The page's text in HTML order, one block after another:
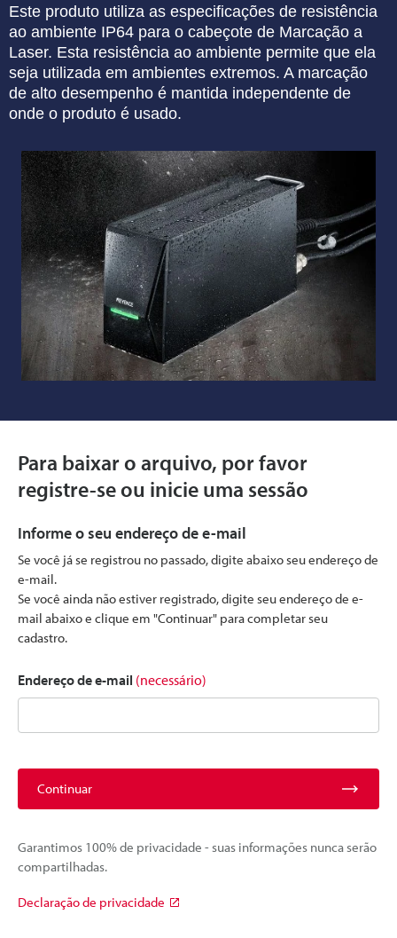
Este produto utiliza as especificações de resistência
ao ambiente IP64 para o cabeçote de Marcação a
Laser. Esta resistência ao ambiente permite que ela
seja utilizada em ambientes extremos. A marcação
de alto desempenho é mantida independente de
onde o produto é usado.
Para baixar o arquivo, por favor
registre-se ou inicie uma sessão
Informe o seu endereço de e-mail
Se você já se registrou no passado, digite abaixo seu endereço de
e-mail.
Se você ainda não estiver registrado, digite seu endereço de e-
mail abaixo e clique em "Continuar" para completar seu
cadastro.
Endereço de e-mail (necessário)
Continuar
Garantimos 100% de privacidade - suas informações nunca serão
compartilhadas.
Declaração de privacidade